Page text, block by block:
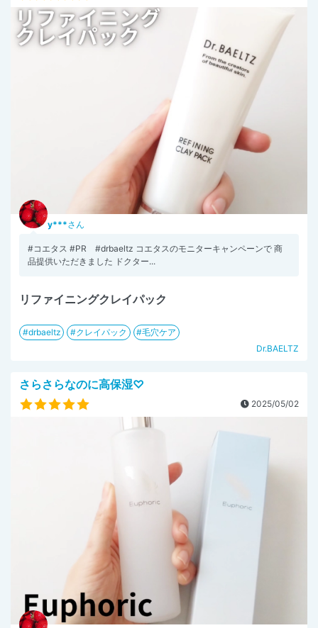
y***さん
#コエタス #PR #drbaeltz コエタスのモニターキャンペーンで 商
品提供いただきました ドクター...
リファイニングクレイパック
drbaeltz クレイパック
毛穴ケア
Dr.BAELTZ
さらさらなのに高保湿♡
2025/05/02